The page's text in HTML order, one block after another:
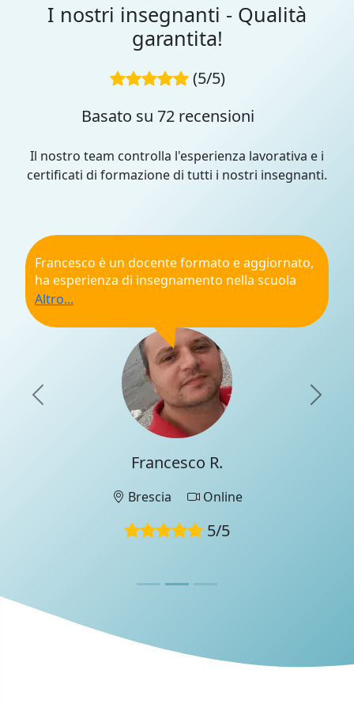
I nostri insegnanti - Qualità
garantita!
(5/5)
Basato su 72 recensioni
Il nostro team controlla l'esperienza lavorativa e i
certificati di formazione di tutti i nostri insegnanti.
Francesco R.
Brescia Online
5/5
Francesco è un docente formato e aggiornato,
ha esperienza di insegnamento nella scuola
pubblica.
Professionalità
Esperienza di apprendimento
Questa recensione è stata scritta da un membro del
team di UniProf durante un colloquio di verifica.
Previous